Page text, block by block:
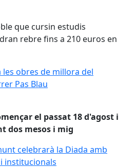
que cursin estudis
rebre fins a 210 euros en
les obres de millora del
les obres de millora del
Pas Blau
el passat 18 d'agost i
dos mesos i mig
celebrarà la Diada amb
celebrarà la Diada amb
institucionals